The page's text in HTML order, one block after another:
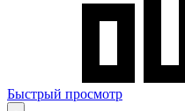
Быстрый просмотр